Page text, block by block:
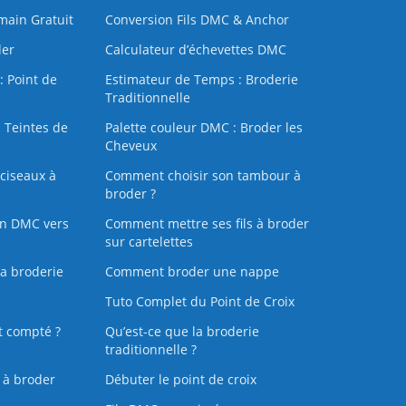
Gratuit
Conversion Fils DMC & Anchor
Calculateur d’échevettes DMC
Point de
Estimateur de Temps : Broderie
Traditionnelle
Teintes de
Palette couleur DMC : Broder les
Cheveux
à
Comment choisir son tambour à
broder ?
DMC vers
Comment mettre ses fils à broder
sur cartelettes
broderie
Comment broder une nappe
Tuto Complet du Point de Croix
compté ?
Qu’est-ce que la broderie
traditionnelle ?
broder
Débuter le point de croix